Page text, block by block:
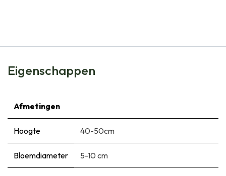
Eigenschappen
Afmetingen
Hoogte 40-50cm
Bloemdiameter 5-10 cm